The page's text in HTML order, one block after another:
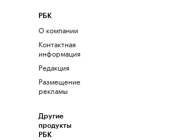
РБК
О компании
Контактная
информация
Редакция
Размещение
рекламы
Другие
продукты
РБК